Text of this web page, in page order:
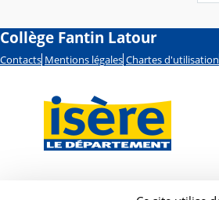
Collège Fantin Latour
Contacts Mentions légales Chartes d'utilisation